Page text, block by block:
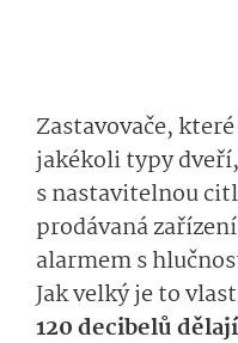
Zastavovače,
jakékoli typy
s nastavitelnou
prodávaná
alarmem s
Jak velký je to
120 decibelů